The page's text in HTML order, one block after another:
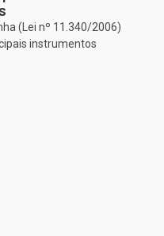
(Lei nº 11.340/2006)
instrumentos